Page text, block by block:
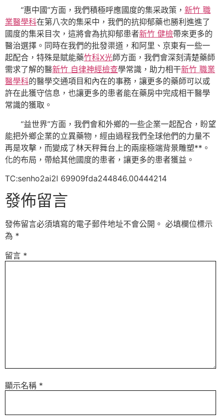
“惠中國”方面，我們積極呼應國度的集采政策， 新竹 職
業醫學科在第八次的集采中，我們的抗抑郁藥也勝利進進了
國度的集采目次，這將會為抗抑郁患者新竹 健檢帶來更多的
醫治選擇。同時在我們的批發渠道，和阿里、京東有一些一
起配合，特殊是賦能藥竹科X光師方面，我們會深刻清楚藥師
需求了解的醫新竹 自律神經檢查學常識，助力相干新竹 職業
醫學科的醫學交通項目和內在的事務，讓更多的藥師可以或
許在此獲守信息，也讓更多的患者能在藥房中完成相干醫學
常識的獲取。
“益世界”方面，我們會和外鄉的一些企業一起配合，盼望
能把外鄉企業的立異藥物，經由過程我們全球他們的力量不
再是攻擊，而變成了林天秤舞台上的兩座極端背景雕塑**。
化的布局，帶給其他國度的患者，讓更多的患者獲益。
TC:senho2ai2l 69909fda244846.00444214
發佈留言
發佈留言必須填寫的電子郵件地址不會公開。 必填欄位標示
為 *
留言 *
顯示名稱 *